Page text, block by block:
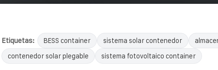
Etiquetas: BESS container sistema solar contenedor
contenedor solar plegable
sistema fotovoltaico container